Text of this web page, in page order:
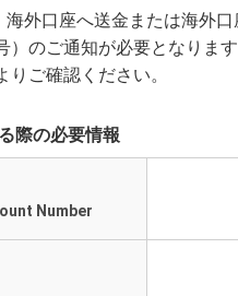
海外口座へ送金または海外
）のご通知が必要となり
りご確認ください。
際の必要情報
Number